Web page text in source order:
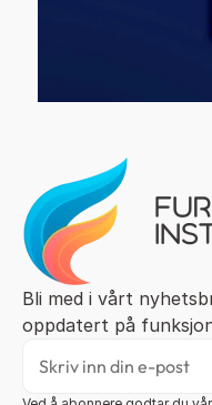
Bli med i vårt
oppdatert på